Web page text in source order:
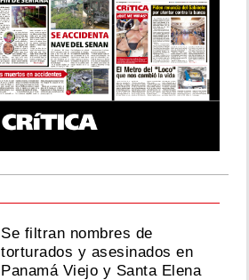
Se filtran nombres de
torturados y asesinados en
Panamá Viejo y Santa Elena